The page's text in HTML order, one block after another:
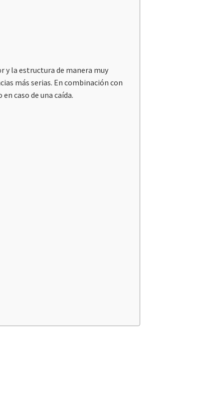
y la estructura de manera muy
más serias. En combinación con
caso de una caída.